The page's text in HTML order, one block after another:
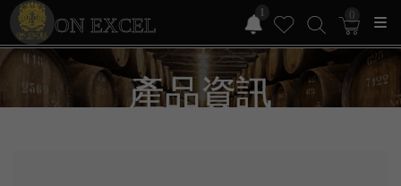
ON EXCEL
1 0
產品資訊